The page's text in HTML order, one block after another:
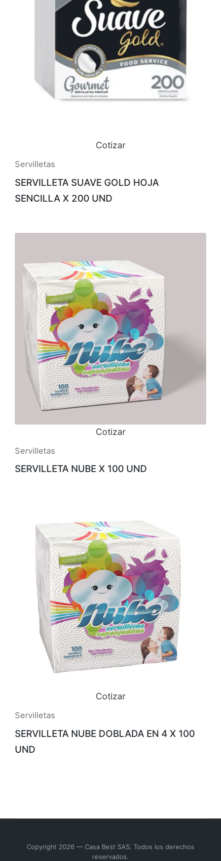
Cotizar
Servilletas
SERVILLETA SUAVE GOLD HOJA
SENCILLA X 200 UND
Cotizar
Servilletas
SERVILLETA NUBE X 100 UND
Cotizar
Servilletas
SERVILLETA NUBE DOBLADA EN 4 X 100
UND
Copyright 2026 — Casa Best SAS. Todos los derechos
reservados.